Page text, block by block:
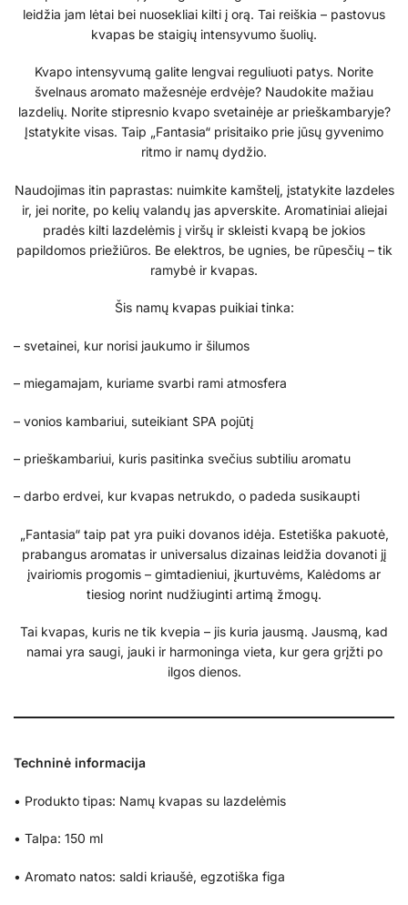
leidžia jam lėtai bei nuosekliai kilti į orą. Tai reiškia – pastovus
kvapas be staigių intensyvumo šuolių.
Kvapo intensyvumą galite lengvai reguliuoti patys. Norite
švelnaus aromato mažesnėje erdvėje? Naudokite mažiau
lazdelių. Norite stipresnio kvapo svetainėje ar prieškambaryje?
Įstatykite visas. Taip „Fantasia“ prisitaiko prie jūsų gyvenimo
ritmo ir namų dydžio.
Naudojimas itin paprastas: nuimkite kamštelį, įstatykite lazdeles
ir, jei norite, po kelių valandų jas apverskite. Aromatiniai aliejai
pradės kilti lazdelėmis į viršų ir skleisti kvapą be jokios
papildomos priežiūros. Be elektros, be ugnies, be rūpesčių – tik
ramybė ir kvapas.
Šis namų kvapas puikiai tinka:
– svetainei, kur norisi jaukumo ir šilumos
– miegamajam, kuriame svarbi rami atmosfera
– vonios kambariui, suteikiant SPA pojūtį
– prieškambariui, kuris pasitinka svečius subtiliu aromatu
– darbo erdvei, kur kvapas netrukdo, o padeda susikaupti
„Fantasia“ taip pat yra puiki dovanos idėja. Estetiška pakuotė,
prabangus aromatas ir universalus dizainas leidžia dovanoti jį
įvairiomis progomis – gimtadieniui, įkurtuvėms, Kalėdoms ar
tiesiog norint nudžiuginti artimą žmogų.
Tai kvapas, kuris ne tik kvepia – jis kuria jausmą. Jausmą, kad
namai yra saugi, jauki ir harmoninga vieta, kur gera grįžti po
ilgos dienos.
Techninė informacija
• Produkto tipas: Namų kvapas su lazdelėmis
• Talpa: 150 ml
• Aromato natos: saldi kriaušė, egzotiška figa